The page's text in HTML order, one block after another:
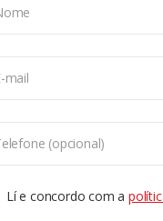
mail
(opcional)
Lí e concordo com a
saber mais